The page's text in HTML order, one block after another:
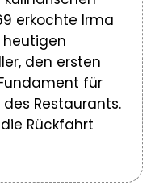
erkochte Irma
heutigen
den ersten
für
Restaurants.
Rückfahrt